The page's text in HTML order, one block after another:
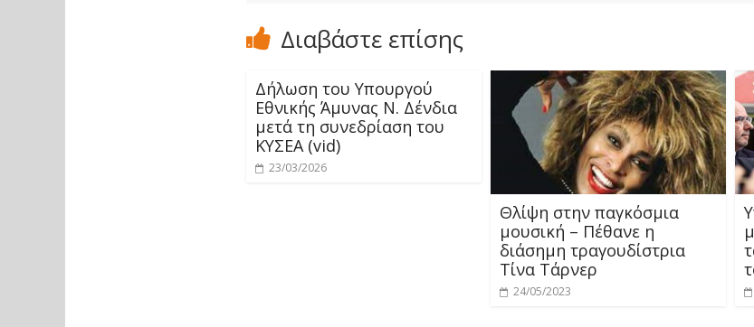
Διαβάστε επίσης
Δήλωση του Υπουργού
Εθνικής Άμυνας Ν. Δένδια
μετά τη συνεδρίαση του
ΚΥΣΕΑ (vid)
23/03/2026
Θλίψη στην παγκόσμια
μουσική – Πέθανε η
διάσημη τραγουδίστρια
Τίνα Τάρνερ
24/05/2023